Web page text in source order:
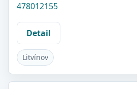
478012155
Detail
Litvínov